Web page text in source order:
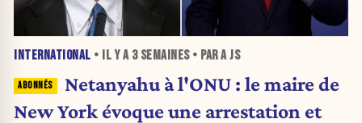
INTERNATIONAL • IL Y A 3 SEMAINES• PAR A JS
Netanyahu à l'ONU : le maire de
New York évoque une arrestation et